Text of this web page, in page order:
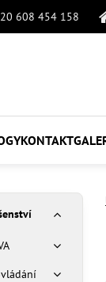
608 454 158
KONTAKT